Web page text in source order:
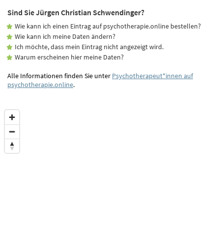
Sind Sie Jürgen Christian Schwendinger?
Wie kann ich einen Eintrag auf psychotherapie.online bestellen?
Wie kann ich meine Daten ändern?
Ich möchte, dass mein Eintrag nicht angezeigt wird.
Warum erscheinen hier meine Daten?
Alle Informationen finden Sie unter Psychotherapeut*innen auf
psychotherapie.online.